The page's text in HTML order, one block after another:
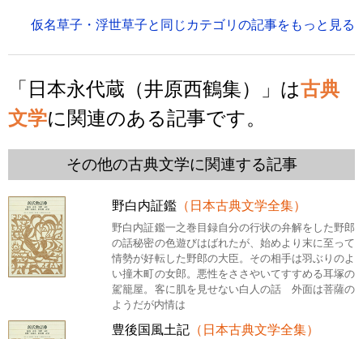
仮名草子・浮世草子と同じカテゴリの記事をもっと見る
「日本永代蔵（井原西鶴集）」は古典
文学に関連のある記事です。
その他の古典文学に関連する記事
野白内証鑑 （日本古典文学全集）
野白内証鑑一之巻目録自分の行状の弁解をした野郎
の話秘密の色遊びはばれたが、始めより末に至って
情勢が好転した野郎の大臣。その相手は羽ぶりのよ
い撞木町の女郎。悪性をささやいてすすめる耳塚の
駕籠屋。客に肌を見せない白人の話 外面は菩薩の
ようだが内情は
豊後国風土記 （日本古典文学全集）